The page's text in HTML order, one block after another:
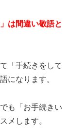
は間違い敬語と
「手続きをして
になります。
も「お手続きい
メします。